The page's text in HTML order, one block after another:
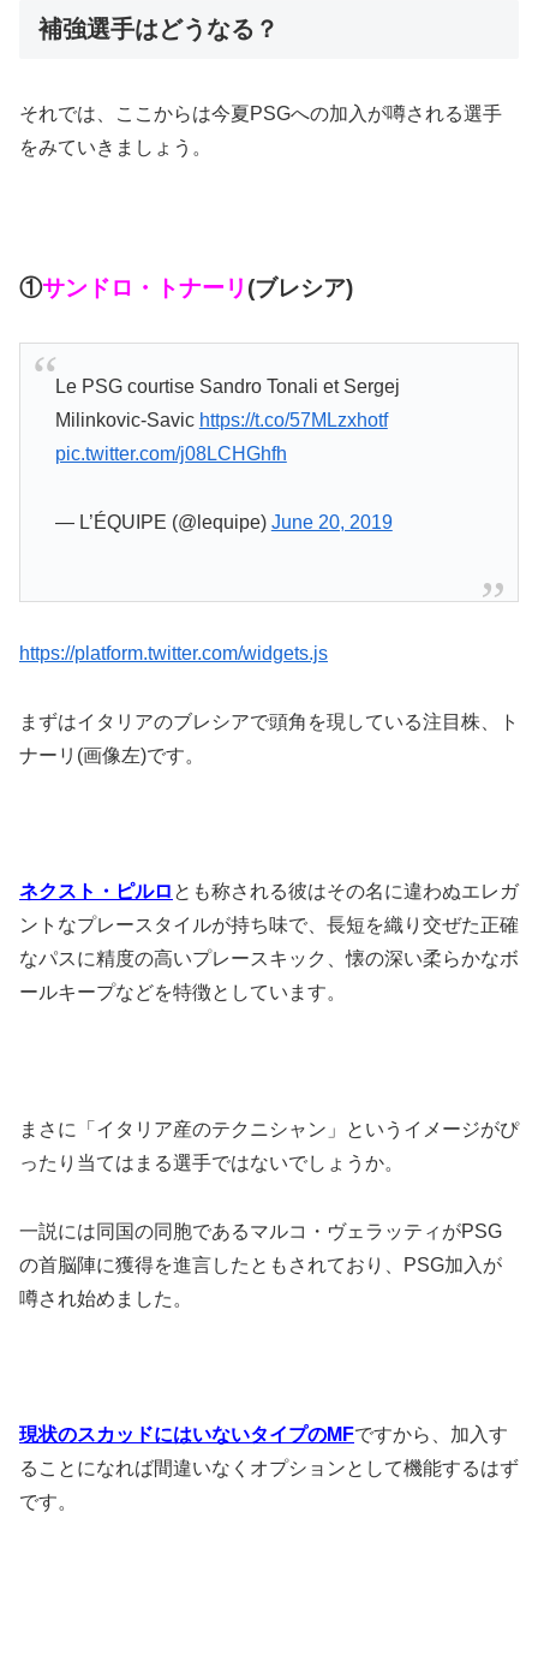
補強選手はどうなる？
それでは、ここからは今夏PSGへの加入が噂される選手
をみていきましょう。
①サンドロ・トナーリ (ブレシア)
Le PSG courtise Sandro Tonali et Sergej
Milinkovic-Savic https://t.co/57MLzxhotf
pic.twitter.com/j08LCHGhfh
— L’ÉQUIPE (@lequipe) June 20, 2019
https://platform.twitter.com/widgets.js
まずはイタリアのブレシアで頭角を現している注目株、ト
ナーリ(画像左)です。
ネクスト・ピルロ とも称される彼はその名に違わぬエレガ
ントなプレースタイルが持ち味で、長短を織り交ぜた正確
なパスに精度の高いプレースキック、懐の深い柔らかなボ
ールキープなどを特徴としています。
まさに「イタリア産のテクニシャン」というイメージがぴ
ったり当てはまる選手ではないでしょうか。
一説には同国の同胞であるマルコ・ヴェラッティがPSG
の首脳陣に獲得を進言したともされており、PSG加入が
噂され始めました。
現状のスカッドにはいないタイプのMFですから、加入す
ることになれば間違いなくオプションとして機能するはず
です。